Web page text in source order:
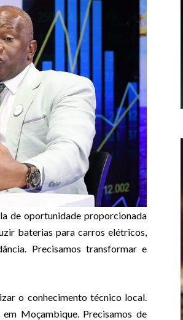
de oportunidade proporcionada
baterias para carros elétricos,
Precisamos transformar e
o conhecimento técnico local.
Moçambique. Precisamos de